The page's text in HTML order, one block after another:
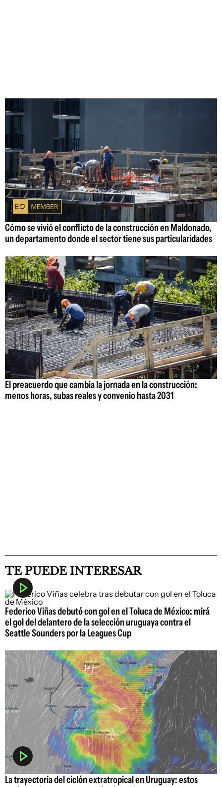
Cómo se vivió el conflicto de la construcción en Maldonado,
un departamento donde el sector tiene sus particularidades
El preacuerdo que cambia la jornada en la construcción:
menos horas, subas reales y convenio hasta 2031
TE PUEDE INTERESAR
Federico Viñas debutó con gol en el Toluca de México: mirá
el gol del delantero de la selección uruguaya contra el
Seattle Sounders por la Leagues Cup
La trayectoria del ciclón extratropical en Uruguay: estos